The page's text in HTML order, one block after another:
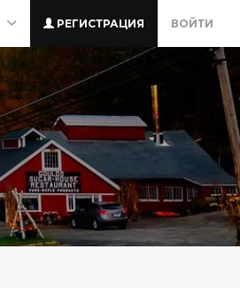
РЕГИСТРАЦИЯ ВОЙТИ